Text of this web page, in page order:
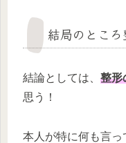
結局のとこ
結論としては、 整形
思う！
本人が特に何も言